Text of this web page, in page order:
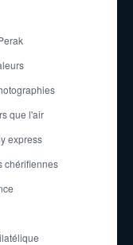
que l'air
express
chérifiennes